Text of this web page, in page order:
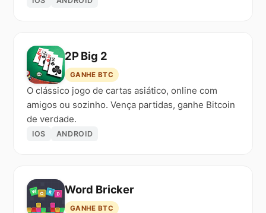
2P Big 2
GANHE BTC
O clássico jogo de cartas asiático, online com
amigos ou sozinho. Vença partidas, ganhe Bitcoin
de verdade.
IOS ANDROID
Word Bricker
GANHE BTC